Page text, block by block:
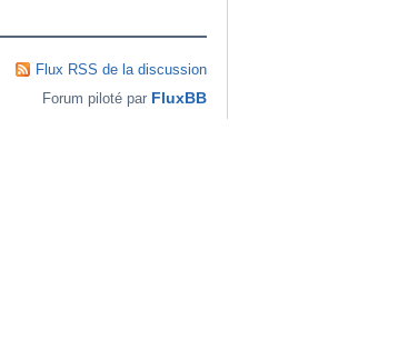
Flux RSS de la discussion
Forum piloté par FluxBB